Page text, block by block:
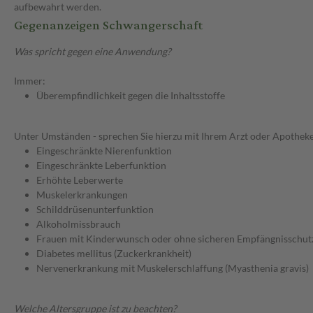
aufbewahrt werden.
Gegenanzeigen Schwangerschaft
Was spricht gegen eine Anwendung?
Immer:
Überempfindlichkeit gegen die Inhaltsstoffe
Unter Umständen - sprechen Sie hierzu mit Ihrem Arzt oder
Eingeschränkte Nierenfunktion
Eingeschränkte Leberfunktion
Erhöhte Leberwerte
Muskelerkrankungen
Schilddrüsenunterfunktion
Alkoholmissbrauch
Frauen mit Kinderwunsch oder ohne sicheren
Diabetes mellitus (Zuckerkrankheit)
Nervenerkrankung mit Muskelerschlaffung (Myasthenia gravis)
Welche Altersgruppe ist zu beachten?